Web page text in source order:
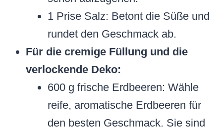
1 Prise Salz: Betont die Süße und
rundet den Geschmack ab.
Für die cremige Füllung und die
verlockende Deko:
600 g frische Erdbeeren: Wähle
reife, aromatische Erdbeeren für
den besten Geschmack. Sie sind